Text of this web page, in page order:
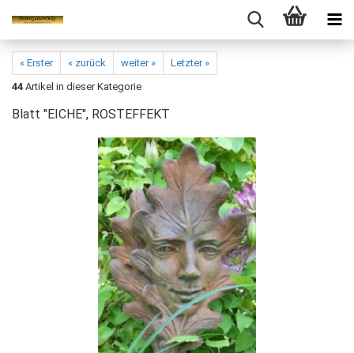
« Erster « zurück weiter »
Letzter »
44 Artikel in dieser Kategorie
Blatt "EICHE", ROSTEFFEKT